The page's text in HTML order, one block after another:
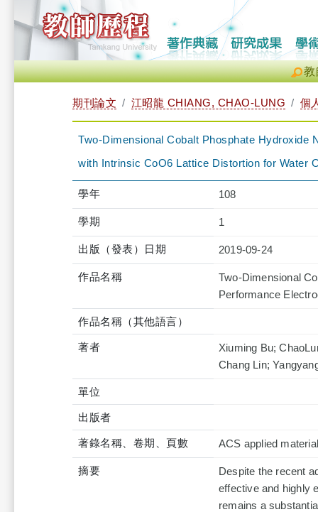
教
期刊論文 江昭龍 CHIANG, CHAO-LUNG 個
Two-Dimensional Cobalt Phosphate Hydroxide
with Intrinsic CoO6 Lattice Distortion for Water
學年 108
學期 1
出版（發表）日期 2019-09-24
作品名稱
Two-Dimensional
Performance
作品名稱（其他語言）
著者
Xiuming Bu;
Chang Lin;
單位
出版者
著錄名稱、卷期、頁數 ACS applied
摘要
Despite the recent
effective and highly
remains a